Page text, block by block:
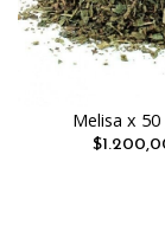
Melisa x 50